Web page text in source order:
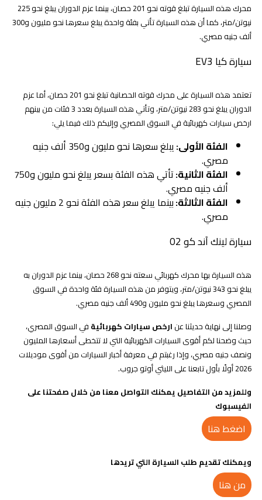
محرك هذه السيارة تبلغ قوته نحو 201 حصان، بينما عزم الدوران يبلغ نحو 225
نيوتن/متر، كما أن هذه السيارة تأتي بفئة واحدة يبلغ سعرها نحو مليون و300
ألف جنيه مصري.
سيارة كيا EV3
تعتمد هذه السيارة على محرك قوته الحصانية تبلغ نحو 201 حصان، أما عزم
الدوران يبلغ نحو 283 نيوتن/متر، وتأتي هذه السيارة بعدد 3 فئات من بينهم
ارخص سيارات كهربائية في السوق المصري وإليكم ذلك فيما يلي:
الفئة الأولى:
يبلغ سعرها نحو مليون و350 ألف جنيه
مصري.
الفئة الثانية:
تأتي هذه الفئة بسعر يبلغ نحو مليون و750
ألف جنيه مصري.
الفئة الثالثة:
بينما يبلغ سعر هذه الفئة نحو 2 مليون جنيه
مصري.
سيارة لينك آند كو 02
هذه السيارة بها محرك كهربائي سعته نحو 268 حصان، بينما عزم الدوران به
يبلغ نحو 343 نيوتن/متر، ويتوفر من هذه السيارة فئة واحدة في السوق
المصري وسعرها يبلغ نحو مليون و490 ألف جنيه مصري.
وصلنا إلى نهاية حديثنا عن ارخص سيارات كهربائية في السوق المصري،
حيث وضحنا لكم أقوى السيارات الكهربائية التي لا تتخطى أسعارها المليون
ونصف جنيه مصري، وإذا رغبتم في معرفة أخبار السيارات من أقوى موديلات
2026 أولًا بأول تابعنا على الليثي أوتو جروب.
وللمزيد من التفاصيل يمكنك التواصل معنا من خلال صفحتنا على
الفيسبوك
اضغط هنا
ويمكنك تقديم طلب السيارة التي تريدها
من هنا